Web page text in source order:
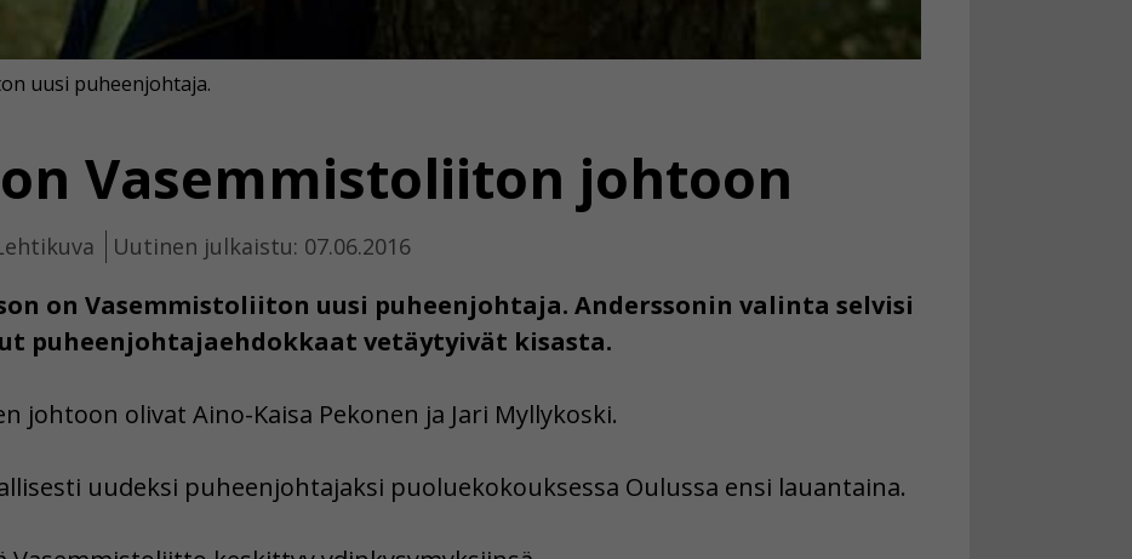
Vasemmistoliiton johtoon
Uutinen julkaistu: 07.06.2016
on Vasemmistoliiton uusi puheenjohtaja. Anderssonin valinta selvisi
puheenjohtajaehdokkaat vetäytyivät kisasta.
uusi puheenjohtaja.
johtoon olivat Aino-Kaisa Pekonen ja Jari Myllykoski.
uudeksi puheenjohtajaksi puoluekokouksessa Oulussa ensi lauantaina.